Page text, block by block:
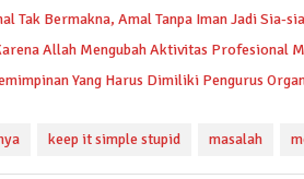
Tak Bermakna, Amal Tanpa Iman Jadi Sia-sia
Allah Mengubah Aktivitas Profesional
Yang Harus Dimiliki Pengurus
keep it simple stupid masalah